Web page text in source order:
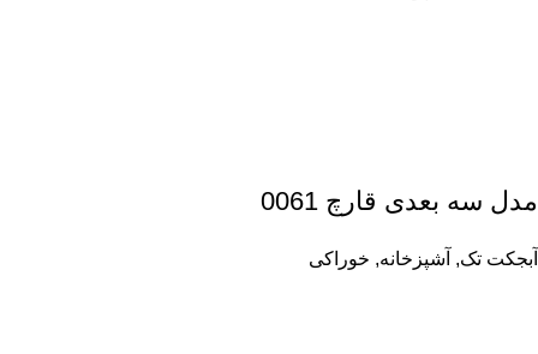
مدل سه بعدی قارچ 0061
آبجکت تک, آشپزخانه, خوراکی